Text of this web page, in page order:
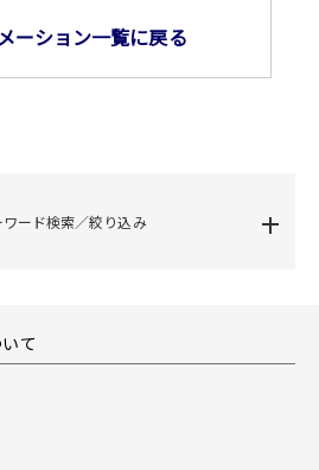
ーション⼀覧に戻る
ード検索／絞り込み
て